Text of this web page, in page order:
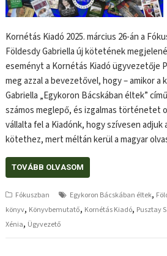
Kornétás Kiadó 2025. március 26-án a
Földesdy Gabriella új kötetének
eseményt a Kornétás Kiadó ügyvezetője
meg azzal a bevezetővel, hogy – amikor
Gabriella „Egykoron Bácskában éltek”
számos meglepő, és izgalmas történetet
vállalta fel a Kiadónk, hogy szívesen
kötethez, mert méltán kerül a magyar
TOVÁBB OLVASOM
Fókuszban Egykoron Bácskában éltek,
könyv, Könyvbemutatő, Kornétás Kiadó, Pusztay
Xénia, Ügyvezető